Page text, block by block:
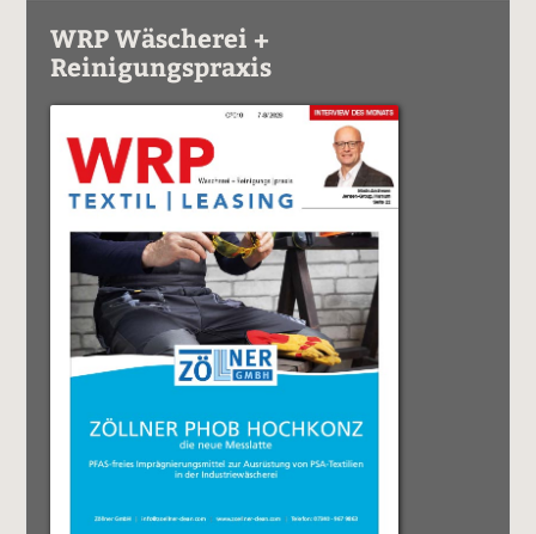
WRP Wäscherei +
Reinigungspraxis